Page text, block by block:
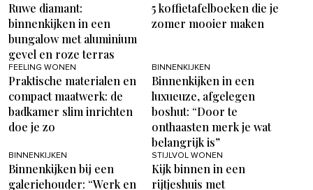
Ruwe diamant:
binnenkijken in een
bungalow met aluminium
gevel en roze terras
5 koffietafelboeken die je
zomer mooier maken
FEELING WONEN
Praktische materialen en
compact maatwerk: de
badkamer slim inrichten
doe je zo
BINNENKIJKEN
Binnenkijken in een
luxueuze, afgelegen
boshut: “Door te
onthaasten merk je wat
belangrijk is”
BINNENKIJKEN
Binnenkijken bij een
galeriehouder: “Werk en
STIJLVOL WONEN
Kijk binnen in een
rijtjeshuis met